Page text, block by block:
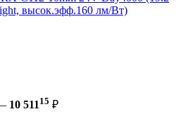
высок.эфф.160 лм/Вт)
10 51115 ₽